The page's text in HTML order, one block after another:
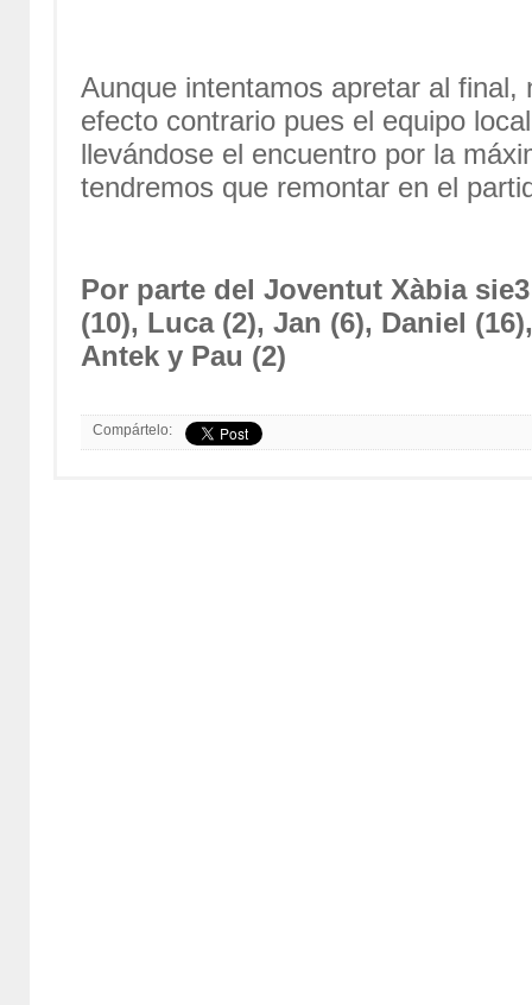
Aunque intentamos apretar al final,
efecto contrario pues el equipo
llevándose el encuentro por la
tendremos que remontar en el
Por parte del Joventut Xàbia
(10), Luca (2), Jan (6), Daniel
Antek y Pau (2)
Compártelo: